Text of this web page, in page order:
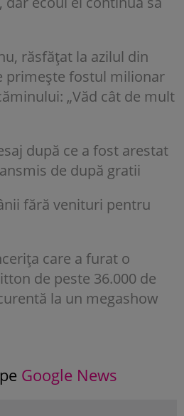
răsfățat la azilul din
primește fostul milionar
„Văd cât de mult
după ce a fost arestat
de după gratii
fără venituri pentru
care a furat o
de peste 36.000 de
la un megashow
Google News